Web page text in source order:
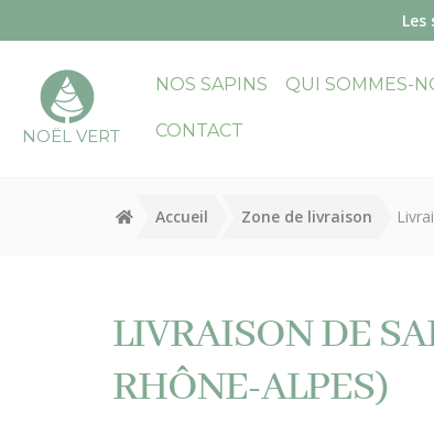
NOËL VERT
NOS SAPINS QUI SOMMES-
CONTACT
Accueil Zone de livraison
LIVRAISON DE
RHÔNE-ALPES)